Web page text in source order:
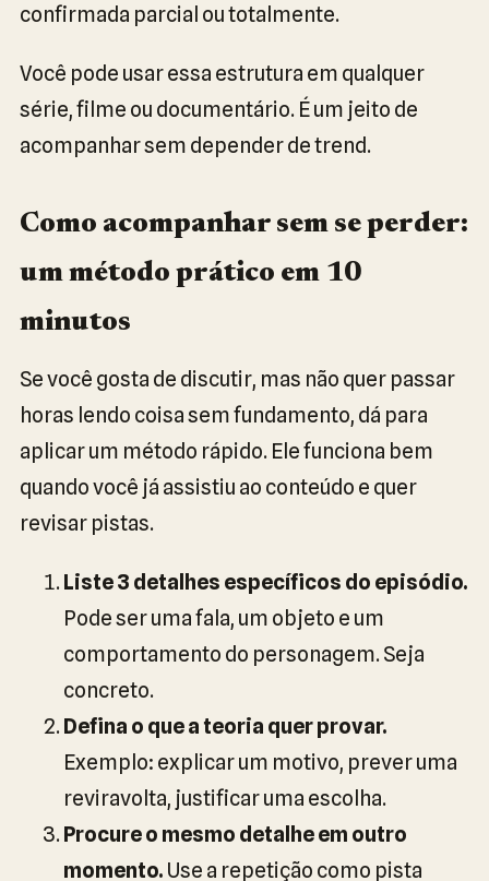
confirmada parcial ou totalmente.
Você pode usar essa estrutura em qualquer
série, filme ou documentário. É um jeito de
acompanhar sem depender de trend.
Como acompanhar sem se perder:
um método prático em 10
minutos
Se você gosta de discutir, mas não quer passar
horas lendo coisa sem fundamento, dá para
aplicar um método rápido. Ele funciona bem
quando você já assistiu ao conteúdo e quer
revisar pistas.
Liste 3 detalhes específicos do episódio.
Pode ser uma fala, um objeto e um
comportamento do personagem. Seja
concreto.
Defina o que a teoria quer provar.
Exemplo: explicar um motivo, prever uma
reviravolta, justificar uma escolha.
Procure o mesmo detalhe em outro
momento. Use a repetição como pista